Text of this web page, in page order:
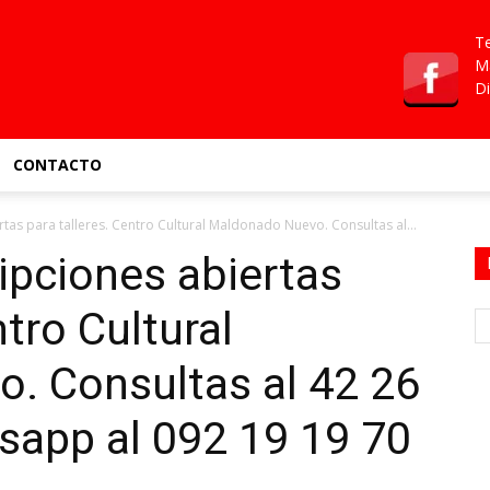
CONTACTO
para talleres. Centro Cultural Maldonado Nuevo. Consultas al...
abiertas
Cultural
Consultas al 42 26
al 092 19 19 70